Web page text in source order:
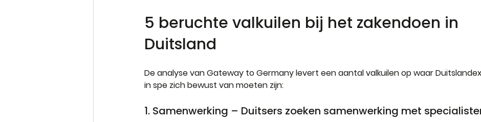
5 beruchte valkuilen bij het zakendoen in
Duitsland
De analyse van Gateway to Germany levert een aantal valkuilen op waar
in spe zich bewust van moeten zijn:
1. Samenwerking – Duitsers zoeken samenwerking met